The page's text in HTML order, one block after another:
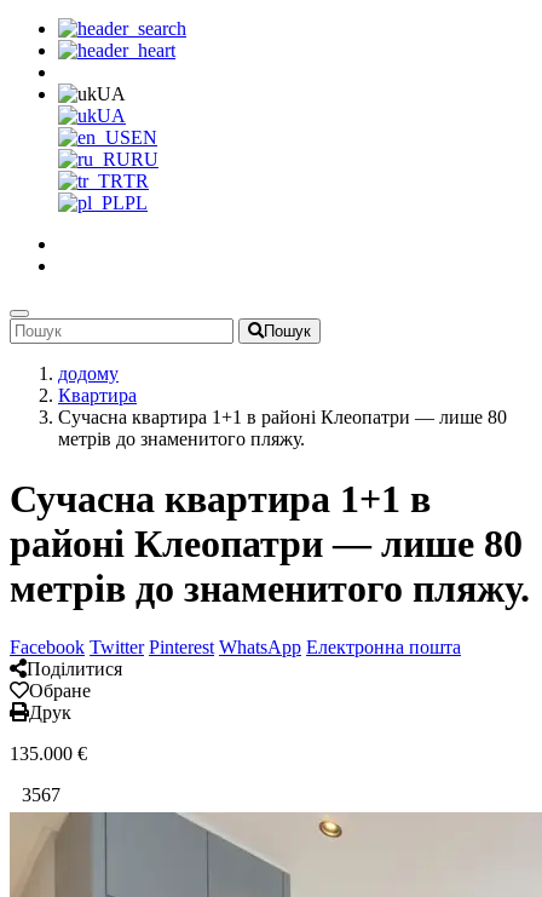
UA
UA
EN
RU
TR
PL
Пошук
додому
Квартира
Сучасна квартира 1+1 в районі Клеопатри — лише 80
метрів до знаменитого пляжу.
Сучасна квартира 1+1 в
районі Клеопатри — лише 80
метрів до знаменитого пляжу.
Facebook Twitter Pinterest WhatsApp Електронна пошта
Поділитися
Обране
Друк
135.000 €
3567